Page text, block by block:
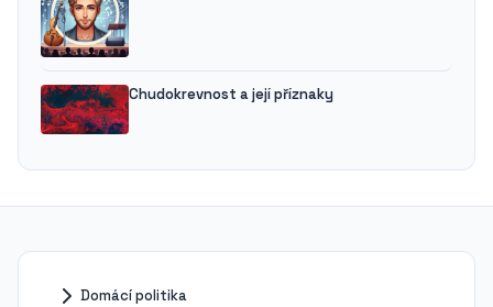
Chudokrevnost a její příznaky
Domácí politika